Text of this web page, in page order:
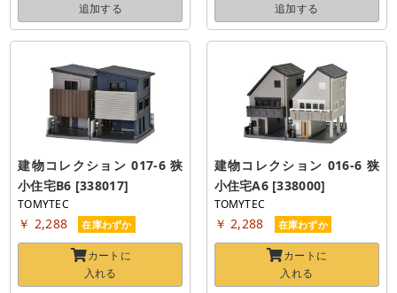
追加する
追加する
建物コレクション 017-6 狭
小住宅B6 [338017]
TOMYTEC
￥ 2,288 在庫わずか
カートに
入れる
建物コレクション 016-6 狭
小住宅A6 [338000]
TOMYTEC
￥ 2,288 在庫わずか
カートに
入れる